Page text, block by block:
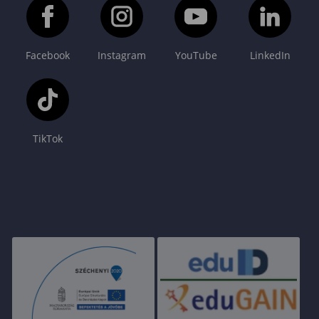
Facebook Instagram YouTube LinkedIn
TikTok